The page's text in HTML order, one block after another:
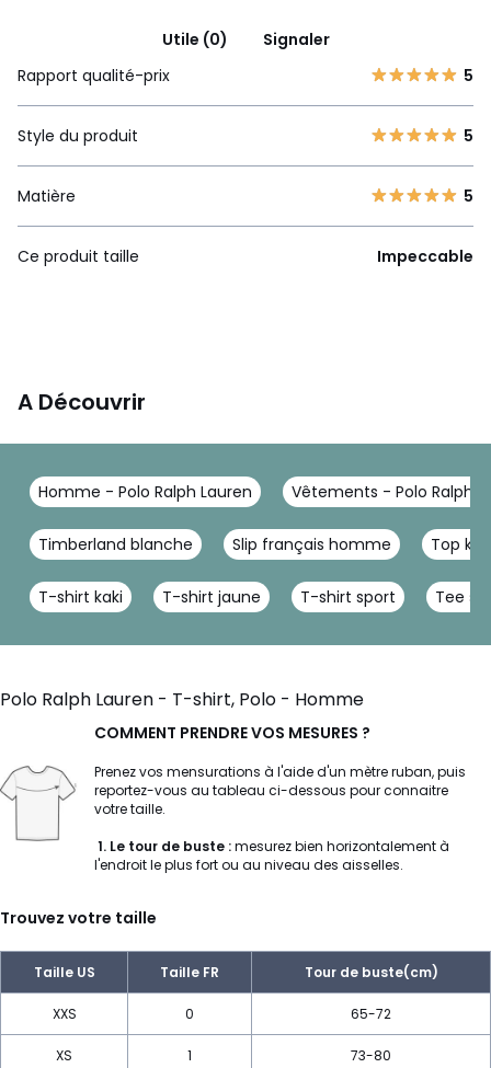
Utile (0)
Signaler
Rapport qualité-prix
5
Style du produit 5
Matière 5
Ce produit taille Impeccable
A Découvrir
Homme - Polo Ralph Lauren Vêtements - Polo Ralph
Timberland blanche Slip français homme Top
T-shirt kaki T-shirt jaune T-shirt sport Tee
Polo Ralph Lauren - T-shirt, Polo - Homme
COMMENT PRENDRE VOS MESURES ?
Prenez vos mensurations à l'aide d'un mètre ruban, puis
reportez-vous au tableau ci-dessous pour connaitre
votre taille.
1. Le tour de buste :mesurez bien horizontalement à
l'endroit le plus fort ou au niveau des aisselles.
Trouvez votre taille
Taille US Taille FR Tour de buste(cm)
XXS 0 65-72
XS 1 73-80